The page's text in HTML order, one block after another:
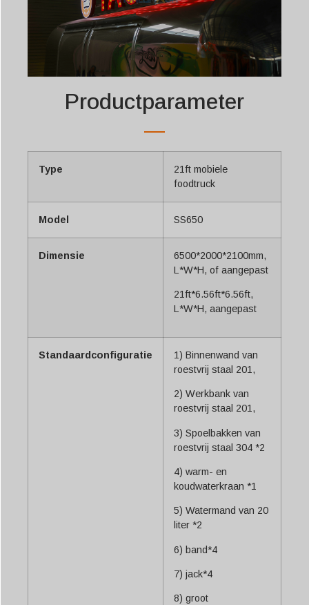
Productparameter
Type
21ft mobiele
foodtruck
Model SS650
Dimensie
6500*2000*2100mm,
L*W*H, of aangepast
21ft*6.56ft*6.56ft,
L*W*H, aangepast
Standaardconfiguratie
1) Binnenwand van
roestvrij staal 201,
2) Werkbank van
roestvrij staal 201,
3) Spoelbakken van
roestvrij staal 304 *2
4) warm- en
koudwaterkraan *1
5) Watermand van 20
liter *2
6) band*4
7) jack*4
8) groot